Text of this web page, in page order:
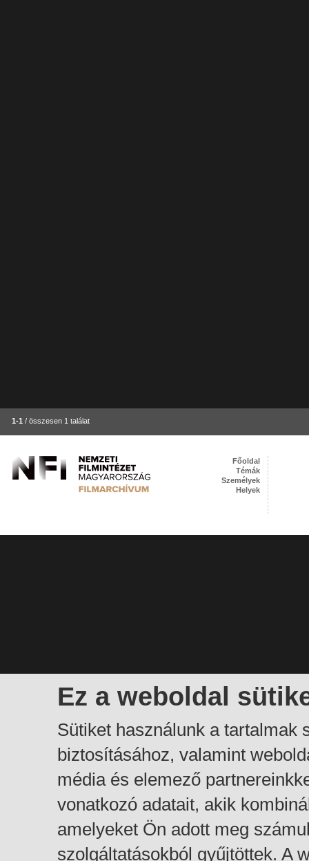
1-1 / összesen 1 találat
Ez a weboldal
Sütiket használunk a tartalmak
biztosításához, valamint
média és elemező
vonatkozó adatait, akik
amelyeket Ön adott meg
szolgáltatásokból gyűjtöttek. A
Főoldal
Témák
Személyek
Helyek